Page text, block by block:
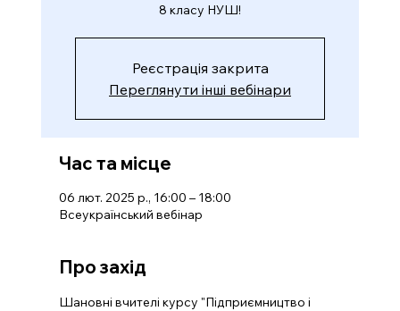
8 класу НУШ!
Реєстрація закрита
Переглянути інші вебінари
Час та місце
06 лют. 2025 р., 16:00 – 18:00
Всеукраїнський вебінар
Про захід
Шановні вчителі курсу "Підприємництво і